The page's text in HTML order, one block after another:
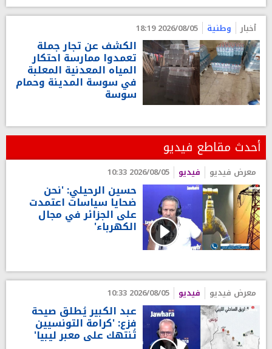
أخبار وطنية 2026/08/05 18:19
الكشف عن تجار جملة
تعمدوا ممارسة احتكار
المياه المعدنية المعلبة
في سوسة المدينة وحمام
سوسة
أحدث مقاطع فيديو
معرض فيديو فيديو 2026/08/05 10:33
حسين الرحيلي: 'نحن
ضحايا سياسات اعتمدت
على الجزائر في مجال
الكهرباء'
معرض فيديو فيديو 2026/08/05 10:33
عبد الكبير يُطلق صيحة
فزع: 'كرامة التونسيين
تُنتهك على معبر ليبيا'